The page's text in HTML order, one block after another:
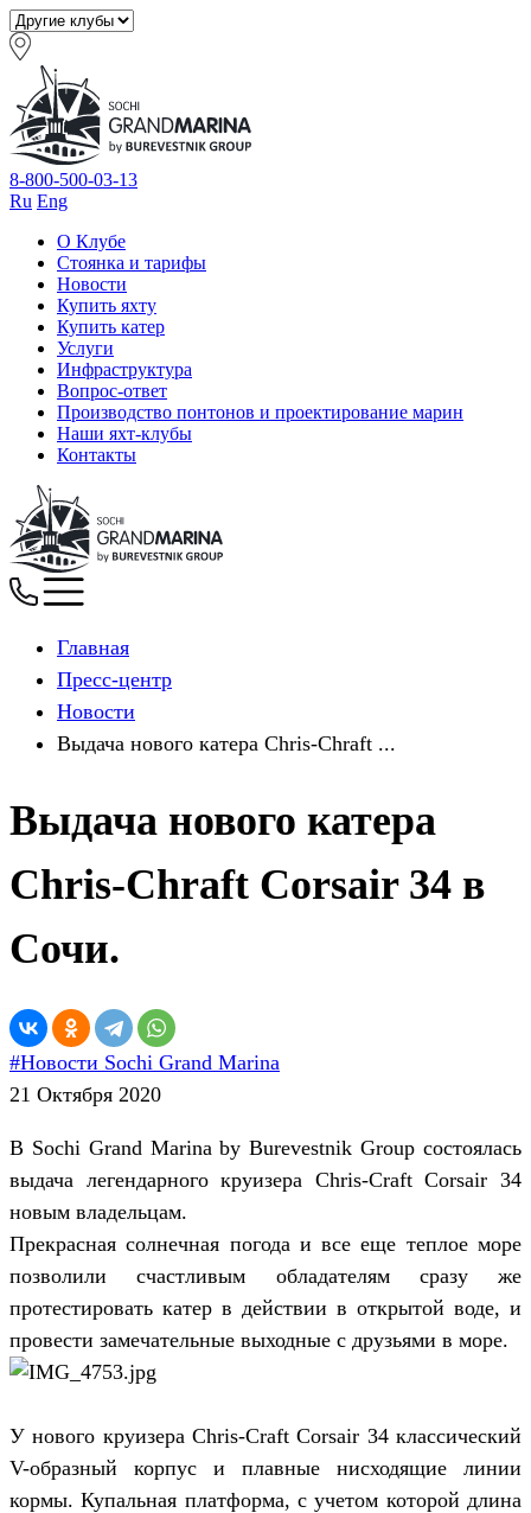
8-800-500-03-13
Ru Eng
О Клубе
Стоянка и тарифы
Новости
Купить яхту
Купить катер
Услуги
Инфраструктура
Вопрос-ответ
Производство понтонов и проектирование марин
Наши яхт-клубы
Контакты
Главная
Пресс-центр
Новости
Выдача нового катера Chris-Chraft ...
Выдача нового катера
Chris-Chraft Corsair 34 в
Сочи.
#Новости Sochi Grand Marina
21 Октября 2020
В Sochi Grand Marina by Burevestnik Group состоялась
выдача легендарного круизера Chris-Craft Corsair 34
новым владельцам.
Прекрасная солнечная погода и все еще теплое море
позволили счастливым обладателям сразу же
протестировать катер в действии в открытой воде, и
провести замечательные выходные с друзьями в море.
У нового круизера Chris-Craft Corsair 34 классический
V-образный корпус и плавные нисходящие линии
кормы. Купальная платформа, с учетом которой длина